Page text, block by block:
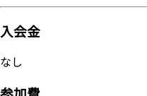
入会金
なし